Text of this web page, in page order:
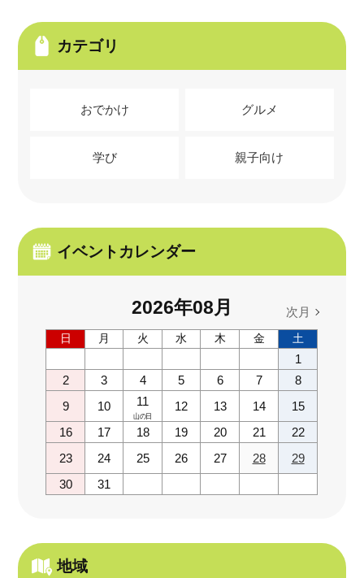
カテゴリ
おでかけ グルメ
学び 親子向け
イベントカレンダー
2026年08 月 次月
日 月 火 水 木 金 土
1
2
3 4 5 6 7
8
9
10 11
山の日
12 13 14
15
16
17 18 19 20 21
22
23
24 25 26 27 28
29
30
31
地域